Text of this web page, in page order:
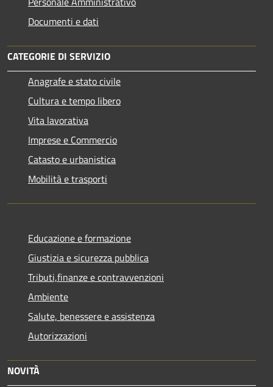
Documenti e dati
CATEGORIE DI SERVIZIO
Anagrafe e stato civile
Cultura e tempo libero
Vita lavorativa
Imprese e Commercio
Catasto e urbanistica
Mobilità e trasporti
Educazione e formazione
Giustizia e sicurezza pubblica
Tributi,finanze e contravvenzioni
Ambiente
Salute, benessere e assistenza
Autorizzazioni
NOVITÀ